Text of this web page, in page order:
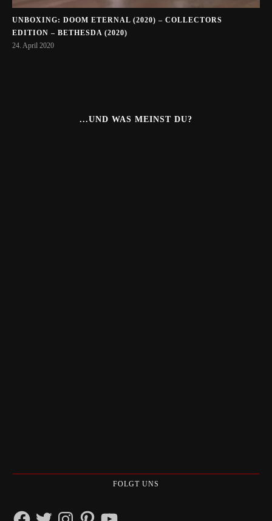
UNBOXING: DOOM ETERNAL (2020) – COLLECTORS
EDITION – BETHESDA (2020)
24. April 2020
...UND WAS MEINST DU?
FOLGT UNS
FacebookTwitterInstagramPinterestYouTube